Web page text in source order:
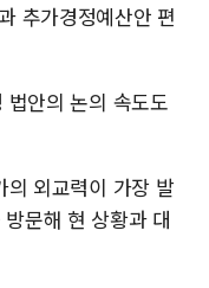
추가경정예산안 편
안의 논의 속도도
외교력이 가장 발
문해 현 상황과 대